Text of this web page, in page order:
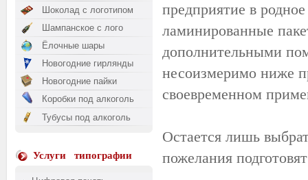
Шоколад с логотипом
Шампанское с лого
Ёлочные шары
Новогодние гирлянды
Новогодние пайки
Коробки под алкоголь
Тубусы под алкоголь
Услуги типографии
предприятие в
ламинированные
дополнительными
несоизмеримо ниже
своевременном
Остается лишь
пожелания